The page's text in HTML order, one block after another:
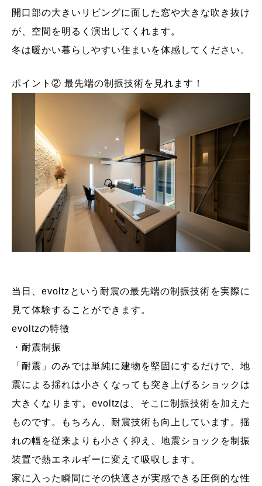
開口部の大きいリビングに面した窓や大きな吹き抜け
が、空間を明るく演出してくれます。
冬は暖かい暮らしやすい住まいを体感してください。
ポイント② 最先端の制振技術を見れます！
当日、evoltzという耐震の最先端の制振技術を実際に
見て体験することができます。
evoltzの特徴
・耐震制振
「耐震」のみでは単純に建物を堅固にするだけで、地
震による揺れは小さくなっても突き上げるショックは
大きくなります。evoltzは、そこに制振技術を加えた
ものです。もちろん、耐震技術も向上しています。揺
れの幅を従来よりも小さく抑え、地震ショックを制振
装置で熱エネルギーに変えて吸収します。
家に入った瞬間にその快適さが実感できる圧倒的な性